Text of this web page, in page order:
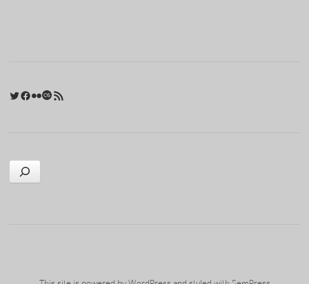
Twitter
Facebook
FlickrLast.fm
검색